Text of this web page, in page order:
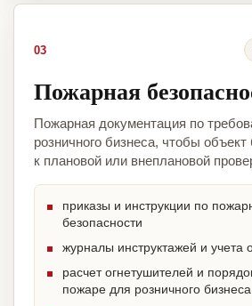
03
Пожарная
Пожарная документация по
розничного бизнеса, чтобы объект
к плановой или внеплановой
приказы и инструкции по
безопасности
журналы инструктажей и учета
расчет огнетушителей и
пожаре для розничного бизнеса